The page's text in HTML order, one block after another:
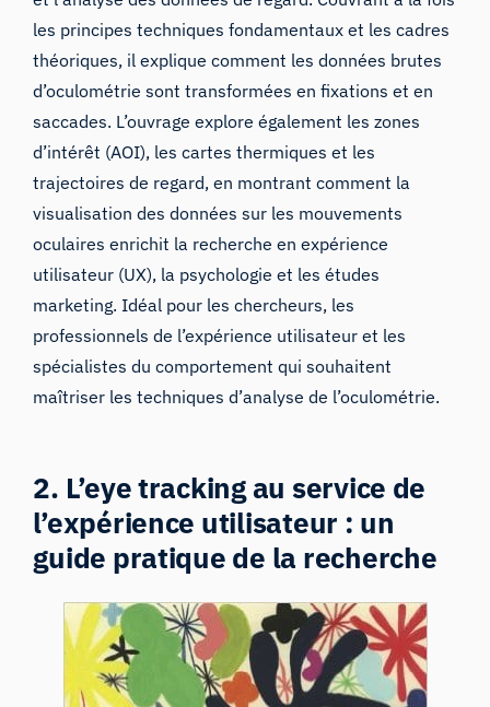
les principes techniques fondamentaux et les cadres
théoriques, il explique comment les données brutes
d’oculométrie sont transformées en fixations et en
saccades. L’ouvrage explore également les zones
d’intérêt (AOI), les cartes thermiques et les
trajectoires de regard, en montrant comment la
visualisation des données sur les mouvements
oculaires enrichit la recherche en expérience
utilisateur (UX), la psychologie et les études
marketing. Idéal pour les chercheurs, les
professionnels de l’expérience utilisateur et les
spécialistes du comportement qui souhaitent
maîtriser les techniques d’analyse de l’oculométrie.
2. L’eye tracking au service de
l’expérience utilisateur : un
guide pratique de la recherche